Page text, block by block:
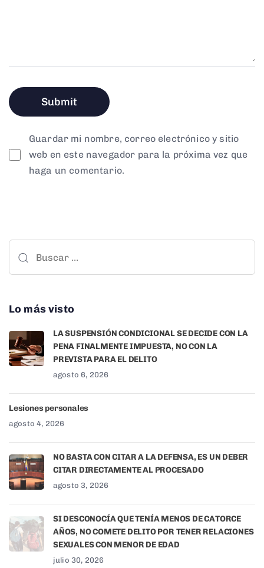
Guardar mi nombre, correo electrónico y sitio
web en este navegador para la próxima vez que
haga un comentario.
Lo más visto
LA SUSPENSIÓN CONDICIONAL SE DECIDE CON LA
PENA FINALMENTE IMPUESTA, NO CON LA
PREVISTA PARA EL DELITO
agosto 6, 2026
Lesiones personales
agosto 4, 2026
NO BASTA CON CITAR A LA DEFENSA, ES UN DEBER
CITAR DIRECTAMENTE AL PROCESADO
agosto 3, 2026
SI DESCONOCÍA QUE TENÍA MENOS DE CATORCE
AÑOS, NO COMETE DELITO POR TENER RELACIONES
SEXUALES CON MENOR DE EDAD
julio 30, 2026